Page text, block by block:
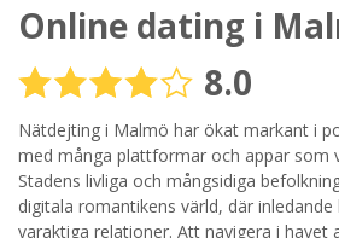
Steg3
Din
Genom att registrera godkänner jag
Sekretesspolicyn. Jag godkänner att
reklam via e-post från hemsidans
Online dating i
8.0
Nätdejting i Malmö har ökat markant i
med många plattformar och appar som
Stadens livliga och mångsidiga
digitala romantikens värld, där
varaktiga relationer. Att navigera i havet